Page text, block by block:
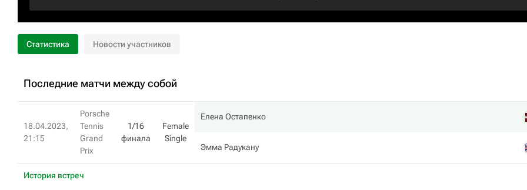
Статистика Новости участников
Последние матчи между собой
18.04.2023,
21:15
Porsche
Tennis
Grand
Prix
1/16
финала
Female
Single
Елена Остапенко
Эмма Радукану
История встреч